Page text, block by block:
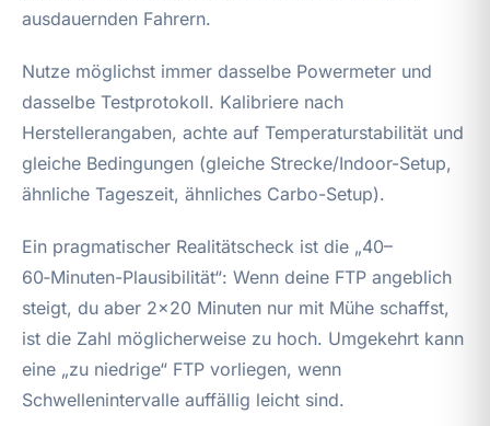
ausdauernden Fahrern.
Nutze möglichst immer dasselbe Powermeter und
dasselbe Testprotokoll. Kalibriere nach
Herstellerangaben, achte auf Temperaturstabilität und
gleiche Bedingungen (gleiche Strecke/Indoor-Setup,
ähnliche Tageszeit, ähnliches Carbo-Setup).
Ein pragmatischer Realitätscheck ist die „40–
60‑Minuten-Plausibilität“: Wenn deine FTP angeblich
steigt, du aber 2×20 Minuten nur mit Mühe schaffst,
ist die Zahl möglicherweise zu hoch. Umgekehrt kann
eine „zu niedrige“ FTP vorliegen, wenn
Schwellenintervalle auffällig leicht sind.